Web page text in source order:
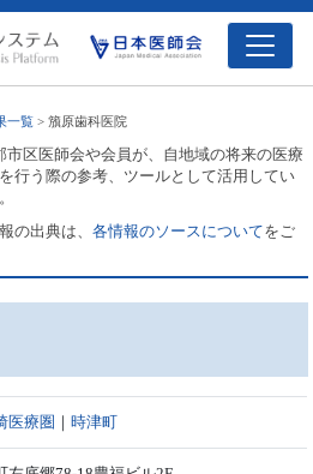
一覧 > 籏原歯科医院
市区医師会や会員が、自地域の将来の医療
行う際の参考、ツールとして活用してい
の出典は、各情報のソースについてをご
医療圏 ｜時津町